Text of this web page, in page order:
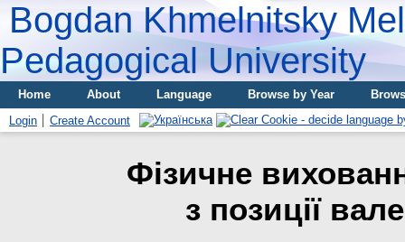
Bogdan Khmelnitsky
Pedagogical University
Home About Language Browse by Year
Login
Create Account
Фізичне
з позиції